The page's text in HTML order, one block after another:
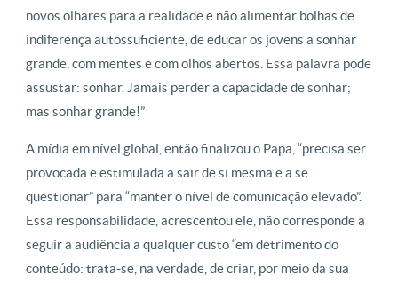
novos olhares para a realidade e não alimentar bolhas de
indiferença autossuficiente, de educar os jovens a sonhar
grande, com mentes e com olhos abertos. Essa palavra pode
assustar: sonhar. Jamais perder a capacidade de sonhar;
mas sonhar grande!”
A mídia em nível global, então finalizou o Papa, “precisa ser
provocada e estimulada a sair de si mesma e a se
questionar” para “manter o nível de comunicação elevado”.
Essa responsabilidade, acrescentou ele, não corresponde a
seguir a audiência a qualquer custo “em detrimento do
conteúdo: trata-se, na verdade, de criar, por meio da sua